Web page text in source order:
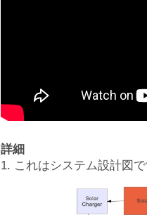
詳細
1. これはシステム設計図